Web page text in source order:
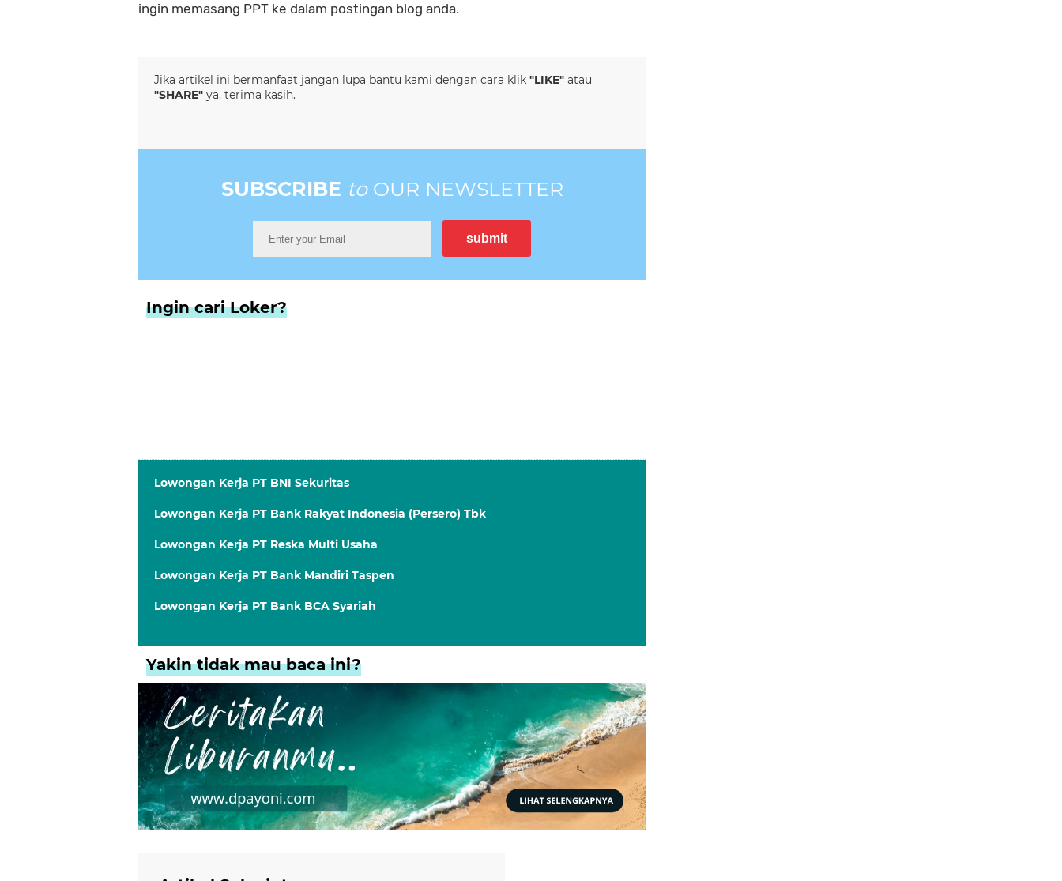
ingin memasang PPT ke dalam postingan blog anda.
Jika artikel ini bermanfaat jangan lupa bantu kami dengan cara klik "LIKE" atau
"SHARE" ya, terima kasih.
SUBSCRIBE toOUR NEWSLETTER
Ingin cari Loker?
Lowongan Kerja PT BNI Sekuritas
Lowongan Kerja PT Bank Rakyat Indonesia (Persero) Tbk
Lowongan Kerja PT Reska Multi Usaha
Lowongan Kerja PT Bank Mandiri Taspen
Lowongan Kerja PT Bank BCA Syariah
Yakin tidak mau baca ini?